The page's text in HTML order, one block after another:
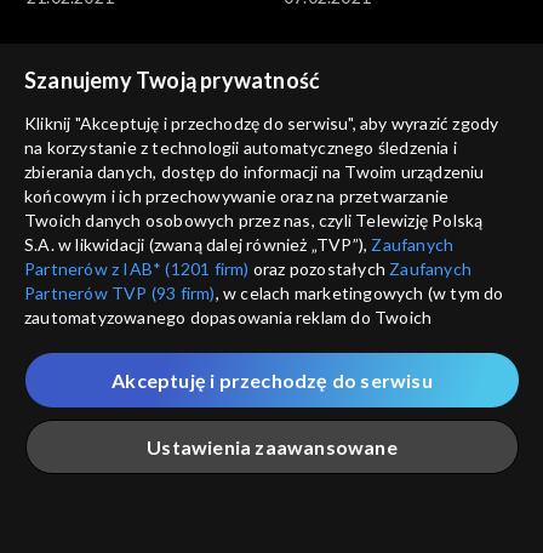
Okiem Wiary
31.01.2021
Okiem Wiary
24.01.2021
Okiem Wiary
17.01.2021
Okiem Wiary
10.01.2021
Szanujemy Twoją prywatność
Kliknij "Akceptuję i przechodzę do serwisu", aby wyrazić zgody
na korzystanie z technologii automatycznego śledzenia i
zbierania danych, dostęp do informacji na Twoim urządzeniu
końcowym i ich przechowywanie oraz na przetwarzanie
Twoich danych osobowych przez nas, czyli Telewizję Polską
S.A. w likwidacji (zwaną dalej również „TVP”), Zaufanych
Partnerów z IAB* (1201 firm) oraz pozostałych Zaufanych
Partnerów TVP (93 firm), w celach marketingowych (w tym do
zautomatyzowanego dopasowania reklam do Twoich
które wskazujemy poniżej, a także zgody na udostępnianie
przez nas identyfikatora PPID do Google.
Twoje dane osobowe zbierane podczas odwiedzania przez
Ciebie naszych
poszczególnych serwisówzwanych dalej
„Portalem”, w tym informacje zapisywane za pomocą
Ustawienia zaawansowane
Akceptuję i przechodzę do serwisu